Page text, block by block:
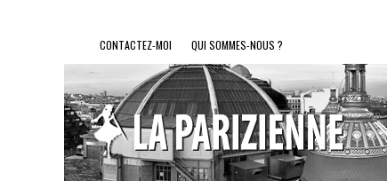
CONTACTEZ-MOI QUI SOMMES-NOUS ?